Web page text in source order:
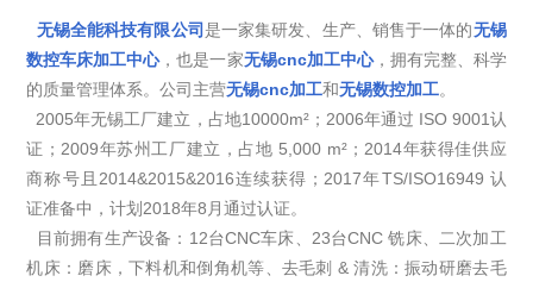
无锡全能科技有限公司 是一家集研发、生产、销售于一体的无锡
数控车床加工中心，也是一家无锡cnc加工中心，拥有完整、科学
的质量管理体系。公司主营无锡cnc加工和无锡数控加工。
2005年无锡工厂建立，占地10000m²；2006年通过 ISO 9001认
证；2009年苏州工厂建立，占地 5,000 m²；2014年获得佳供应
商称号且2014&2015&2016连续获得；2017年TS/ISO16949 认
证准备中，计划2018年8月通过认证。
目前拥有生产设备：12台CNC车床、23台CNC 铣床、二次加工
机床：磨床，下料机和倒角机等、去毛刺 & 清洗：振动研磨去毛